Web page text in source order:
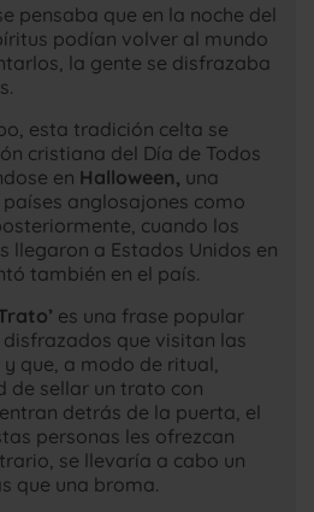
pensaba que en la noche del
podían volver al mundo
la gente se disfrazaba
esta tradición celta se
cristiana del Día de Todos
en Halloween, una
anglosajones como
cuando los
llegaron a Estados Unidos en
también en el país.
es una frase popular
que visitan las
que, a modo de ritual,
de sellar un trato con
detrás de la puerta, el
personas les ofrezcan
se llevaría a cabo un
que una broma.